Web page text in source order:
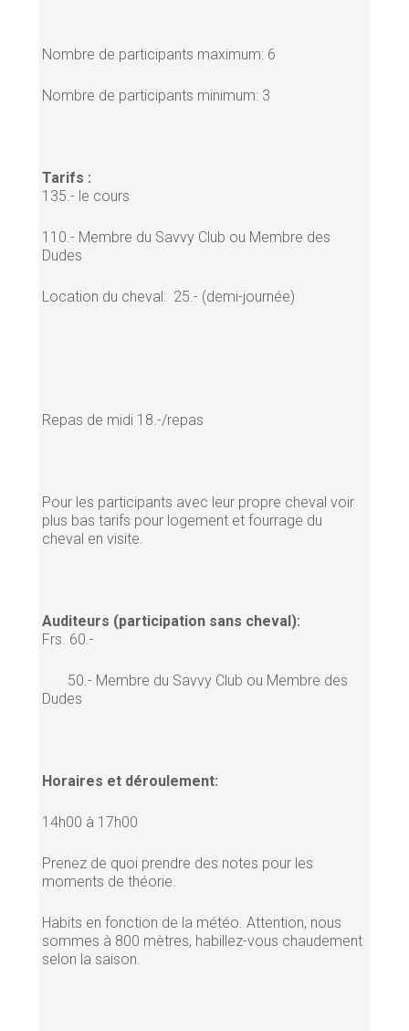
Nombre de participants maximum: 6
Nombre de participants minimum: 3
Tarifs :
135.- le cours
110.- Membre du Savvy Club ou Membre des
Dudes
Location du cheval: 25.- (demi-journée)
Repas de midi 18.-/repas
Pour les participants avec leur propre cheval voir
plus bas tarifs pour logement et fourrage du
cheval en visite.
Auditeurs (participation sans cheval):
Frs. 60.-
50.- Membre du Savvy Club ou Membre des
Dudes
Horaires et déroulement:
14h00 à 17h00
Prenez de quoi prendre des notes pour les
moments de théorie.
Habits en fonction de la météo. Attention, nous
sommes à 800 mètres, habillez-vous chaudement
selon la saison.